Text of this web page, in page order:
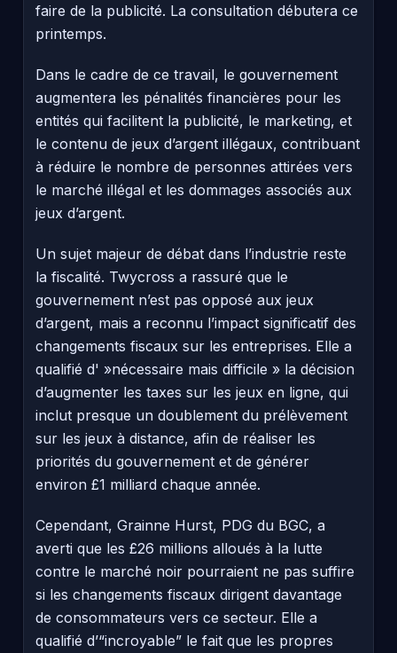
faire de la publicité. La consultation débutera ce
printemps.
Dans le cadre de ce travail, le gouvernement
augmentera les pénalités financières pour les
entités qui facilitent la publicité, le marketing, et
le contenu de jeux d’argent illégaux, contribuant
à réduire le nombre de personnes attirées vers
le marché illégal et les dommages associés aux
jeux d’argent.
Un sujet majeur de débat dans l’industrie reste
la fiscalité. Twycross a rassuré que le
gouvernement n’est pas opposé aux jeux
d’argent, mais a reconnu l’impact significatif des
changements fiscaux sur les entreprises. Elle a
qualifié d' »nécessaire mais difficile » la décision
d’augmenter les taxes sur les jeux en ligne, qui
inclut presque un doublement du prélèvement
sur les jeux à distance, afin de réaliser les
priorités du gouvernement et de générer
environ £1 milliard chaque année.
Cependant, Grainne Hurst, PDG du BGC, a
averti que les £26 millions alloués à la lutte
contre le marché noir pourraient ne pas suffire
si les changements fiscaux dirigent davantage
de consommateurs vers ce secteur. Elle a
qualifié d’“incroyable” le fait que les propres